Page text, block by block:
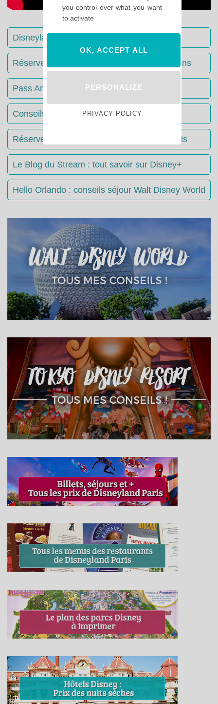
Disneyland Paris : Le guide complet
Réserver votre séjour : toutes les informations
Pass Annuels Disney : informations
Conseils & Astuces Disneyland Paris
Réserver votre restaurant à Disneyland Paris
Le Blog du Stream : tout savoir sur Disney+
Hello Orlando : conseils séjour Walt Disney World
you control over what you want
to activate
OK, ACCEPT ALL
PERSONALIZE
PRIVACY POLICY